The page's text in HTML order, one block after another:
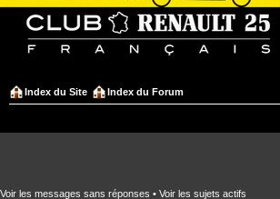
Index du Site Index du Forum
Voir les messages sans réponses • Voir les sujets actifs